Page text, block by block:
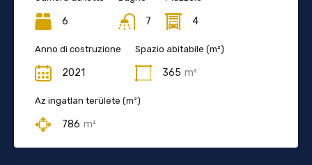
6 7 4
Anno di costruzione
2021
Spazio abitabile (m²)
365 m²
Az ingatlan területe (m²)
786 m²